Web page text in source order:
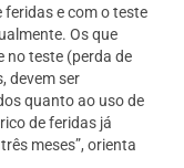
e com o teste
Os que
no teste (perda de
devem ser
quanto ao uso de
de feridas já
meses”, orienta